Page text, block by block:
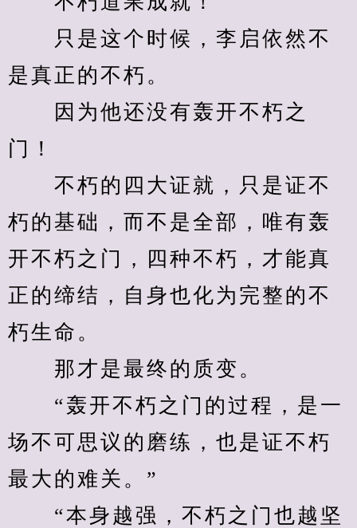
只是这个时候，李启依然不
是真正的不朽。
因为他还没有轰开不朽之
门！
不朽的四大证就，只是证不
朽的基础，而不是全部，唯有轰
开不朽之门，四种不朽，才能真
正的缔结，自身也化为完整的不
朽生命。
那才是最终的质变。
“轰开不朽之门的过程，是一
场不可思议的磨练，也是证不朽
最大的难关。”
“本身越强，不朽之门也越坚